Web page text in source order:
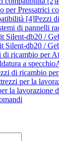
per Pressatrici
[4]Pezzi
di pannelli
Silent-db20 /
Silent-db20 /
di ricambio per
a specchio
di ricambio
per la
la lavorazione